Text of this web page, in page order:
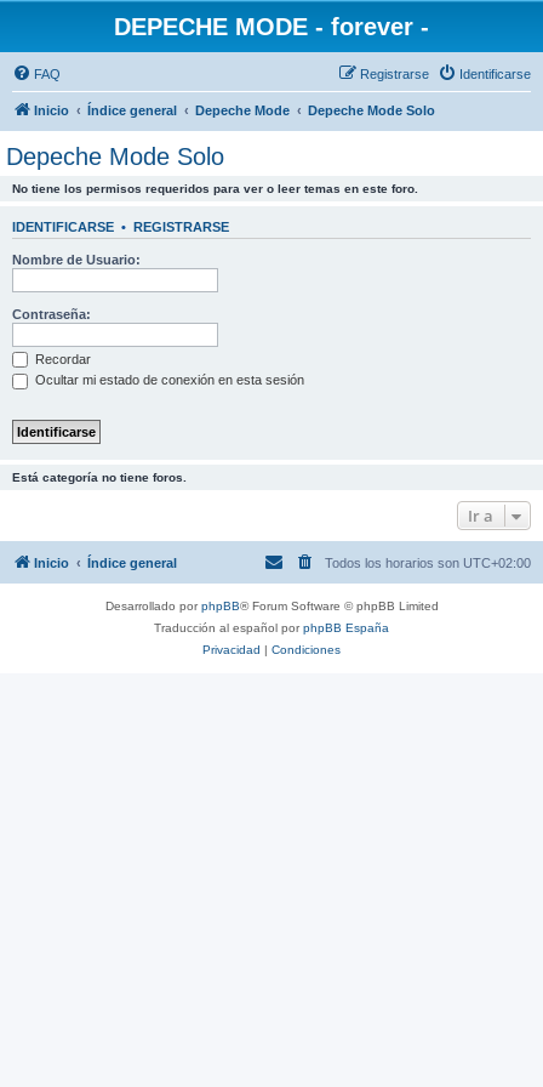
DEPECHE MODE - forever -
FAQ Identificarse
Registrarse
Inicio Índice general Depeche Mode Depeche Mode Solo
Depeche Mode Solo
No tiene los permisos requeridos para ver o leer temas en este foro.
IDENTIFICARSE • REGISTRARSE
Nombre de Usuario:
Contraseña:
Recordar
Ocultar mi estado de conexión en esta sesión
Está categoría no tiene foros.
Ir a
Inicio Índice general Todos los horarios son UTC+02:00
Desarrollado porphpBB® Forum Software © phpBB Limited
Traducción al español porphpBB España
Privacidad | Condiciones